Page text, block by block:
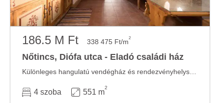
186.5 M Ft 338 475 Ft/m2
Nőtincs, Diófa utca - Eladó családi ház
4 szoba 551 m
2